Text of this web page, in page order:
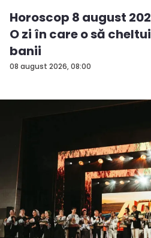
08 august 2026, 08:00
Horoscop 8 august
O zi în care o să
banii